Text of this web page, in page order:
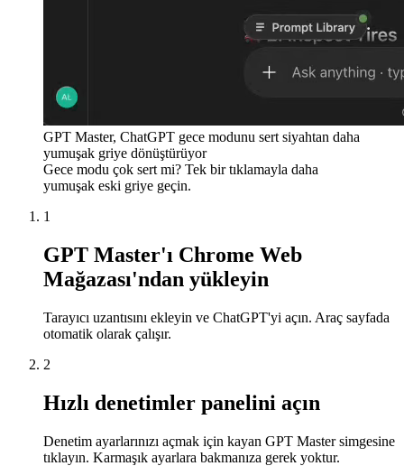
GPT Master, ChatGPT gece modunu sert siyahtan daha
yumuşak griye dönüştürüyor
Gece modu çok sert mi? Tek bir tıklamayla daha
yumuşak eski griye geçin.
1
GPT Master'ı Chrome Web
Mağazası'ndan yükleyin
Tarayıcı uzantısını ekleyin ve ChatGPT'yi açın. Araç sayfada
otomatik olarak çalışır.
2
Hızlı denetimler panelini açın
Denetim ayarlarınızı açmak için kayan GPT Master simgesine
tıklayın. Karmaşık ayarlara bakmanıza gerek yoktur.